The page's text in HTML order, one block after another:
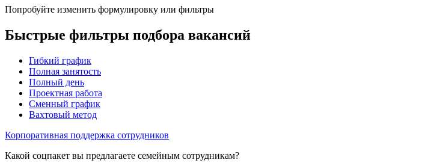
Попробуйте изменить формулировку или фильтры
Быстрые фильтры подбора вакансий
Гибкий график
Полная занятость
Полный день
Проектная работа
Сменный график
Вахтовый метод
Корпоративная поддержка сотрудников
Какой соцпакет вы предлагаете семейным сотрудникам?